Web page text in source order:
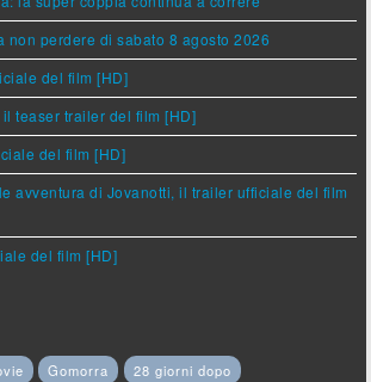
non perdere di sabato 8 agosto 2026
del film [HD]
teaser trailer del film [HD]
del film [HD]
avventura di Jovanotti, il trailer ufficiale del film
del film [HD]
Gomorra
28 giorni dopo